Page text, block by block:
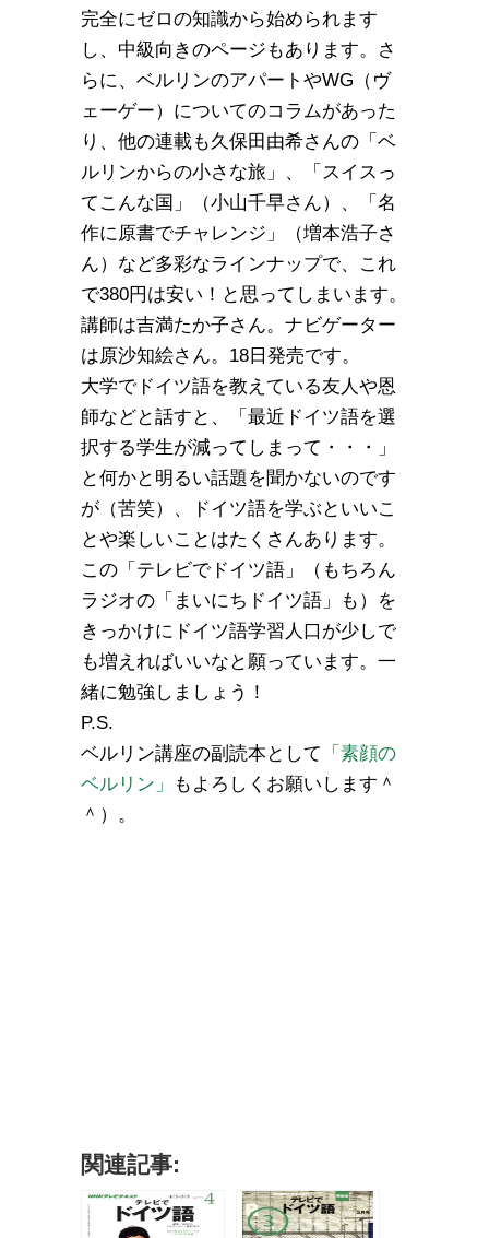
完全にゼロの知識から始められます
し、中級向きのページもあります。さ
らに、ベルリンのアパートやWG（ヴ
ェーゲー）についてのコラムがあった
り、他の連載も久保田由希さんの「ベ
ルリンからの小さな旅」、「スイスっ
てこんな国」（小山千早さん）、「名
作に原書でチャレンジ」（増本浩子さ
ん）など多彩なラインナップで、これ
で380円は安い！と思ってしまいます。
講師は吉満たか子さん。ナビゲーター
は原沙知絵さん。18日発売です。
大学でドイツ語を教えている友人や恩
師などと話すと、「最近ドイツ語を選
択する学生が減ってしまって・・・」
と何かと明るい話題を聞かないのです
が（苦笑）、ドイツ語を学ぶといいこ
とや楽しいことはたくさんあります。
この「テレビでドイツ語」（もちろん
ラジオの「まいにちドイツ語」も）を
きっかけにドイツ語学習人口が少しで
も増えればいいなと願っています。一
緒に勉強しましょう！
P.S.
ベルリン講座の副読本として
「素顔の
ベルリン」
もよろしくお願いします＾
＾）。
関連記事: